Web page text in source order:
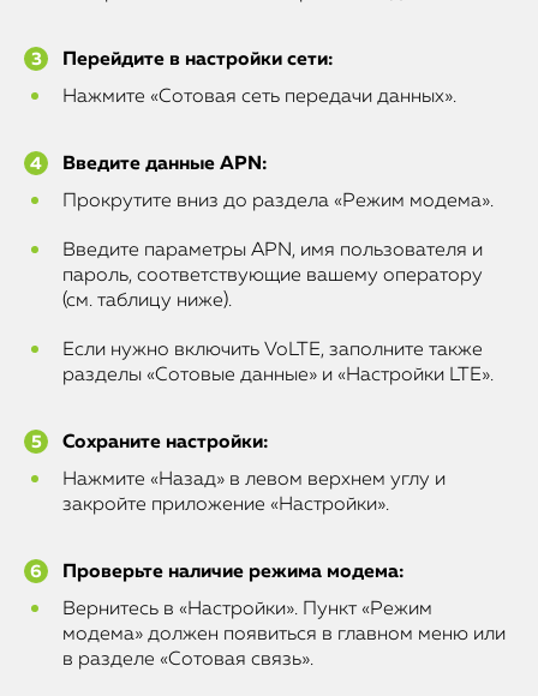
Перейдите в настройки сети:
Нажмите «Сотовая сеть передачи данных».
Введите данные APN:
Прокрутите вниз до раздела «Режим модема».
Введите параметры APN, имя пользователя и
пароль, соответствующие вашему оператору
(см. таблицу ниже).
Если нужно включить VoLTE, заполните также
разделы «Сотовые данные» и «Настройки LTE».
Сохраните настройки:
Нажмите «Назад» в левом верхнем углу и
закройте приложение «Настройки».
Проверьте наличие режима модема:
Вернитесь в «Настройки». Пункт «Режим
модема» должен появиться в главном меню или
в разделе «Сотовая связь».